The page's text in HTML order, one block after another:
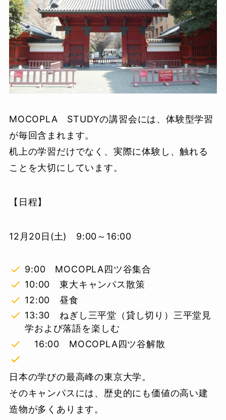
MOCOPLA STUDYの講習会には、体験型学習
が毎回含まれます。
机上の学習だけでなく、実際に体験し、触れる
ことを大切にしています。
【日程】
12月20日(土) 9:00～16:00
9:00 MOCOPLA四ツ谷集合
10:00 東大キャンパス散策
12:00 昼食
13:30 ねぎし三平堂（貸し切り）三平堂見
学および落語を楽しむ
16:00 MOCOPLA四ツ谷解散
日本の学びの最高峰の東京大学。
そのキャンパスには、歴史的にも価値の高い建
造物が多くあります。